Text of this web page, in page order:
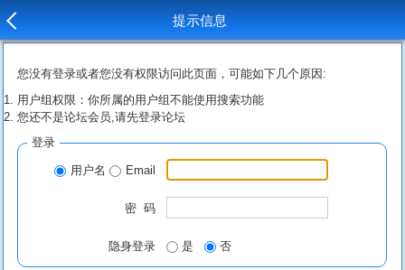
提示信息
您没有登录或者您没有权限访问此页面，可能如下几个原因:
用户组权限：你所属的用户组不能使用搜索功能
您还不是论坛会员,请先登录论坛
登录
用户名 Email
密 码
隐身登录 是 否